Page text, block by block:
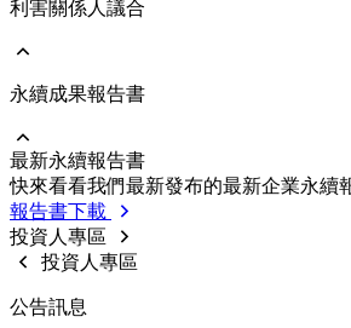
前往 公司治理
董事會
功能性委員會
永續供應鏈
企業誠信經營
内部稽核
重要規章制度
利害關係人議合
前往 利害關係人議合
利害關係人聯絡資訊
利害關係人投訴管道
利害關係人線上意見反應
永續成果報告書
前往 永續成果報告書
歷年報告書下載
最新永續報告書
快來看看我們最新發布的最新企業永續
報告書下載
投資人專區
投資人專區
公告訊息